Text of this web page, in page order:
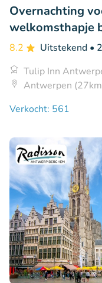
Overnachting
welkomsthapje
8.2 Uitstekend •
Tulip Inn
Antwerpen
Verkocht: 561